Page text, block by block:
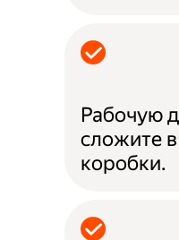
Рабочую
сложите
коробки.